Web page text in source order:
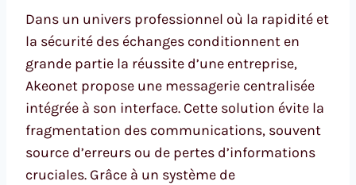
Dans un univers professionnel où la rapidité et
la sécurité des échanges conditionnent en
grande partie la réussite d’une entreprise,
Akeonet propose une messagerie centralisée
intégrée à son interface. Cette solution évite la
fragmentation des communications, souvent
source d’erreurs ou de pertes d’informations
cruciales. Grâce à un système de